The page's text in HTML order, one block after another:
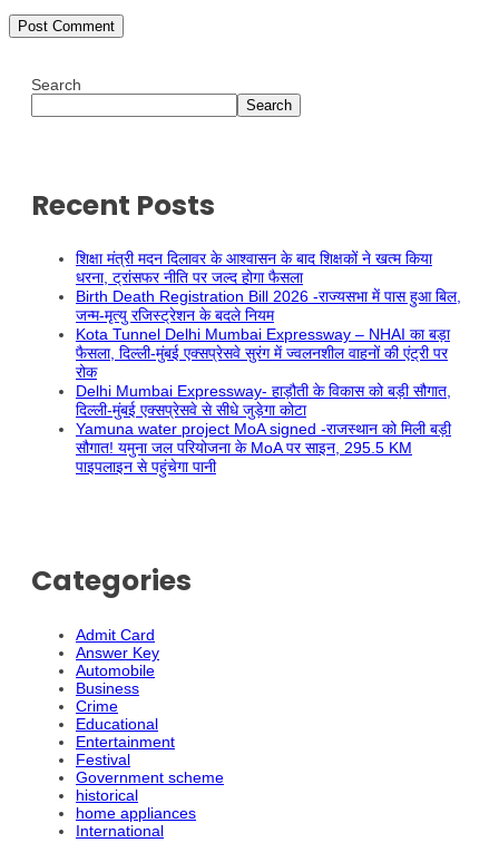
Search
Search
Recent Posts
शिक्षा मंत्री मदन दिलावर के आश्वासन के बाद शिक्षकों ने खत्म किया
धरना, ट्रांसफर नीति पर जल्द होगा फैसला
Birth Death Registration Bill 2026 -राज्यसभा में पास हुआ बिल,
जन्म-मृत्यु रजिस्ट्रेशन के बदले नियम
Kota Tunnel Delhi Mumbai Expressway – NHAI का बड़ा
फैसला, दिल्ली-मुंबई एक्सप्रेसवे सुरंग में ज्वलनशील वाहनों की एंट्री पर
रोक
Delhi Mumbai Expressway- हाड़ौती के विकास को बड़ी सौगात,
दिल्ली-मुंबई एक्सप्रेसवे से सीधे जुड़ेगा कोटा
Yamuna water project MoA signed -राजस्थान को मिली बड़ी
सौगात! यमुना जल परियोजना के MoA पर साइन, 295.5 KM
पाइपलाइन से पहुंचेगा पानी
Categories
Admit Card
Answer Key
Automobile
Business
Crime
Educational
Entertainment
Festival
Government scheme
historical
home appliances
International